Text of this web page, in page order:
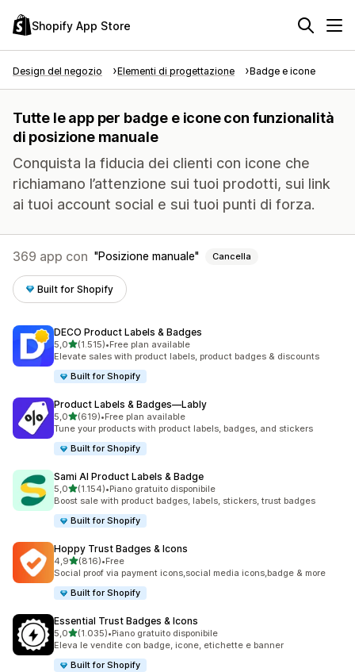
Shopify App Store
Design del negozio Elementi di progettazione Badge e icone
Tutte le app per badge e icone con funzionalità
di posizione manuale
Conquista la fiducia dei clienti con icone che
richiamano l’attenzione sui tuoi prodotti, sui link
ai tuoi account social e sui tuoi punti di forza.
369 app con Posizione manuale Cancella
Built for Shopify
DECO Product Labels & Badges
5,0stelle su 5
(1.515)
1515 recensioni totali
•Free plan available
Elevate sales with product labels, product badges & discounts
Built for Shopify
Product Labels & Badges—Lably
5,0stelle su 5
(619)
619 recensioni totali
•Free plan available
Tune your products with product labels, badges, and stickers
Built for Shopify
Sami AI Product Labels & Badge
5,0stelle su 5
(1.154)
1154 recensioni totali
•Piano gratuito disponibile
Boost sale with product badges, labels, stickers, trust badges
Built for Shopify
Hoppy Trust Badges & Icons
4,9stelle su 5
(816)
816 recensioni totali
•Free
Social proof via payment icons,social media icons,badge & more
Built for Shopify
Essential Trust Badges & Icons
5,0stelle su 5
(1.035)
1035 recensioni totali
•Piano gratuito disponibile
Eleva le vendite con badge, icone, etichette e banner
Built for Shopify